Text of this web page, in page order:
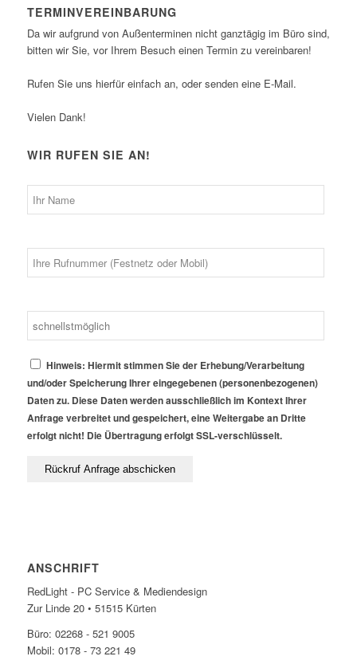
TERMINVEREINBARUNG
Da wir aufgrund von Außenterminen nicht ganztägig im Büro sind,
bitten wir Sie, vor Ihrem Besuch einen Termin zu vereinbaren!
Rufen Sie uns hierfür einfach an, oder senden eine E-Mail.
Vielen Dank!
WIR RUFEN SIE AN!
Hinweis: Hiermit stimmen Sie der Erhebung/Verarbeitung
und/oder Speicherung Ihrer eingegebenen (personenbezogenen)
Daten zu. Diese Daten werden ausschließlich im Kontext Ihrer
Anfrage verbreitet und gespeichert, eine Weitergabe an Dritte
erfolgt nicht! Die Übertragung erfolgt SSL-verschlüsselt.
ANSCHRIFT
RedLight - PC Service & Mediendesign
Zur Linde 20 • 51515 Kürten
Büro: 02268 - 521 9005
Mobil: 0178 - 73 221 49